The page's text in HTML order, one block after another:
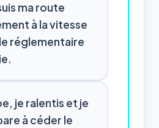
ma route
à la vitesse
réglementaire
je ralentis et je
à céder le